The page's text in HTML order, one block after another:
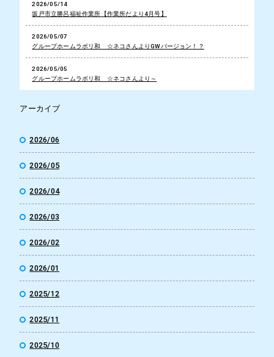
2026/05/14
坂戸市立勝呂福祉作業所【作業所だより4月号】
2026/05/07
グループホームラボリ和 ☆ネコさんよりGWバージョン！？
2026/05/05
グループホームラボリ和 ☆ネコさんより～
アーカイブ
2026/06
2026/05
2026/04
2026/03
2026/02
2026/01
2025/12
2025/11
2025/10